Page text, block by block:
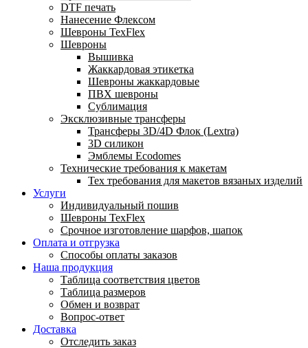
DTF печать
Нанесение Флексом
Шевроны TexFlex
Шевроны
Вышивка
Жаккардовая этикетка
Шевроны жаккардовые
ПВХ шевроны
Сублимация
Эксклюзивные трансферы
Трансферы 3D/4D Флок (Lextra)
3D силикон
Эмблемы Ecodomes
Технические требования к макетам
Тех требования для макетов вязаных изделий
Услуги
Индивидуальный пошив
Шевроны TexFlex
Срочное изготовление шарфов, шапок
Оплата и отгрузка
Способы оплаты заказов
Наша продукция
Таблица соответствия цветов
Таблица размеров
Обмен и возврат
Вопрос-ответ
Доставка
Отследить заказ